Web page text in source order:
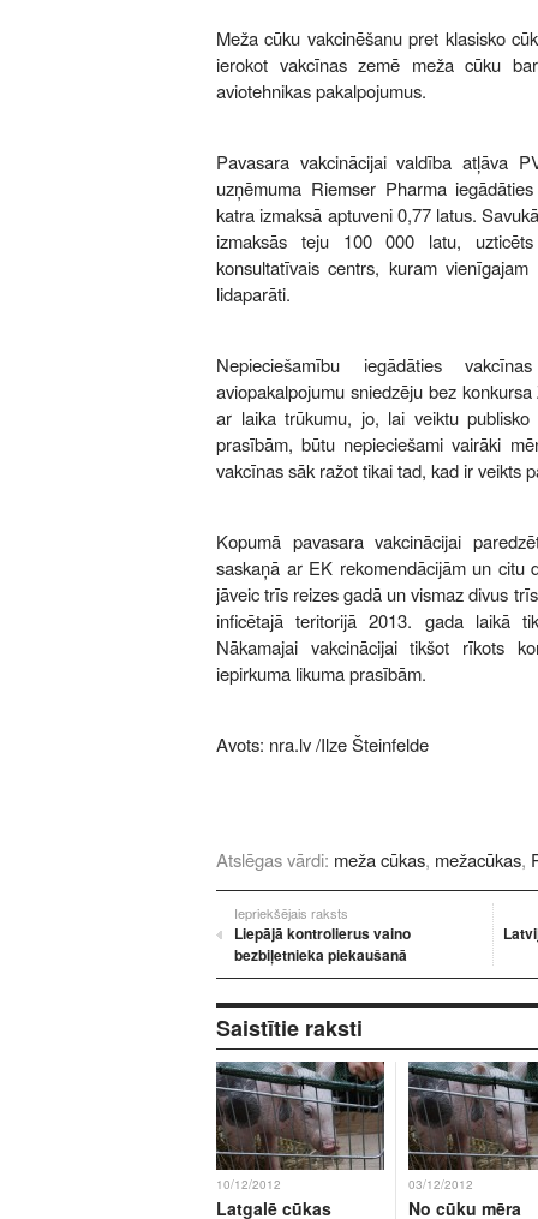
Meža cūku vakcinēšanu pret klasisko
ierokot vakcīnas zemē meža cūku
aviotehnikas pakalpojumus.
Pavasara vakcinācijai valdība atļāva
uzņēmuma Riemser Pharma
katra izmaksā aptuveni 0,77 latus.
izmaksās teju 100 000 latu,
konsultatīvais centrs, kuram
lidaparāti.
Nepieciešamību iegādāties
aviopakalpojumu sniedzēju bez
ar laika trūkumu, jo, lai veiktu
prasībām, būtu nepieciešami vairāki
vakcīnas sāk ražot tikai tad, kad ir veikts
Kopumā pavasara vakcinācijai
saskaņā ar EK rekomendācijām un citu
jāveic trīs reizes gadā un vismaz divus
inficētajā teritorijā 2013. gada laikā
Nākamajai vakcinācijai tikšot rīkots
iepirkuma likuma prasībām.
Avots: nra.lv/Ilze Šteinfelde
Atslēgas vārdi: meža cūkas, mežacūkas,
Iepriekšējais raksts
Liepājā kontrolierus vaino
bezbiļetnieka piekaušanā
Saistītie raksti
10/12/2012
Latgalē cūkas
03/12/2012
No cūku mēra